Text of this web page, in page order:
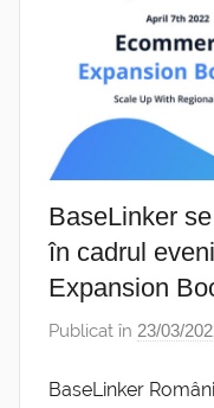
BaseLinker
în cadrul
Expansion
Publicat în 23/03/
BaseLinker